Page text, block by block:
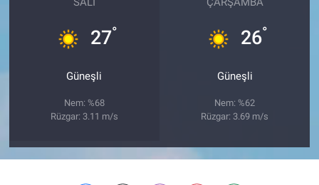
27°
Güneşli
Nem: %68
Rüzgar: 3.11 m/s
26°
Güneşli
Nem: %62
Rüzgar: 3.69 m/s